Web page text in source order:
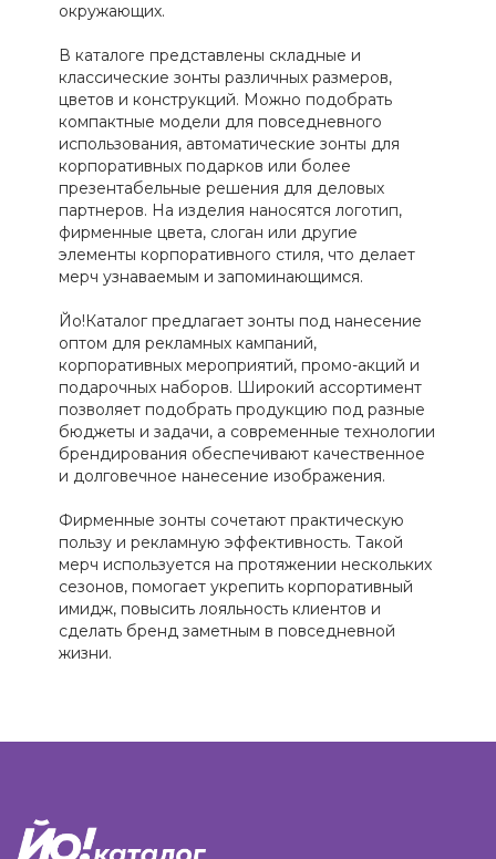
окружающих.
В каталоге представлены складные и
классические зонты различных размеров,
цветов и конструкций. Можно подобрать
компактные модели для повседневного
использования, автоматические зонты для
корпоративных подарков или более
презентабельные решения для деловых
партнеров. На изделия наносятся логотип,
фирменные цвета, слоган или другие
элементы корпоративного стиля, что делает
мерч узнаваемым и запоминающимся.
Йо!Каталог предлагает зонты под нанесение
оптом для рекламных кампаний,
корпоративных мероприятий, промо-акций и
подарочных наборов. Широкий ассортимент
позволяет подобрать продукцию под разные
бюджеты и задачи, а современные технологии
брендирования обеспечивают качественное
и долговечное нанесение изображения.
Фирменные зонты сочетают практическую
пользу и рекламную эффективность. Такой
мерч используется на протяжении нескольких
сезонов, помогает укрепить корпоративный
имидж, повысить лояльность клиентов и
сделать бренд заметным в повседневной
жизни.⁠